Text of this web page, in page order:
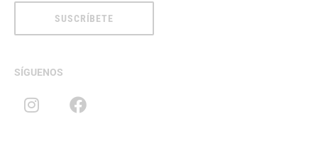
SUSCRÍBETE
SÍGUENOS